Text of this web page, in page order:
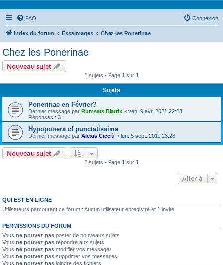
FAQ Connexion
Index du forum Essaimages Chez les Ponerinae
Chez les Ponerinae
Nouveau sujet
2 sujets • Page 1 sur 1
Sujets
Ponerinae en Février?
Dernier message par Rumsaïs Blatrix « ven. 9 avr. 2021 22:23
Réponses : 3
Hypoponera cf punctatissima
Dernier message par Alexis Cicciù « lun. 5 sept. 2011 23:28
Nouveau sujet
2 sujets • Page 1 sur 1
Aller à
QUI EST EN LIGNE
Utilisateurs parcourant ce forum : Aucun utilisateur enregistré et 1 invité
PERMISSIONS DU FORUM
Vous ne pouvez pas poster de nouveaux sujets
Vous ne pouvez pas répondre aux sujets
Vous ne pouvez pas modifier vos messages
Vous ne pouvez pas supprimer vos messages
Vous ne pouvez pas joindre des fichiers